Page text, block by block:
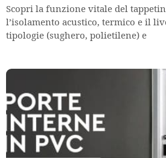
Scopri la funzione vitale del
l’isolamento acustico, termico e il
tipologie (sughero, polietilene) e